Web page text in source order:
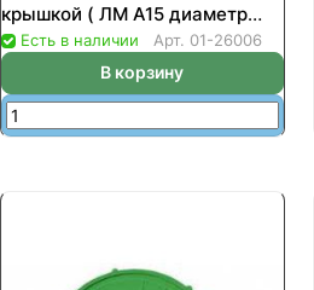
крышкой ( ЛМ А15 диаметр
1000мм) (20шт/пал)
Есть в наличии Арт. 01-26006
В корзину